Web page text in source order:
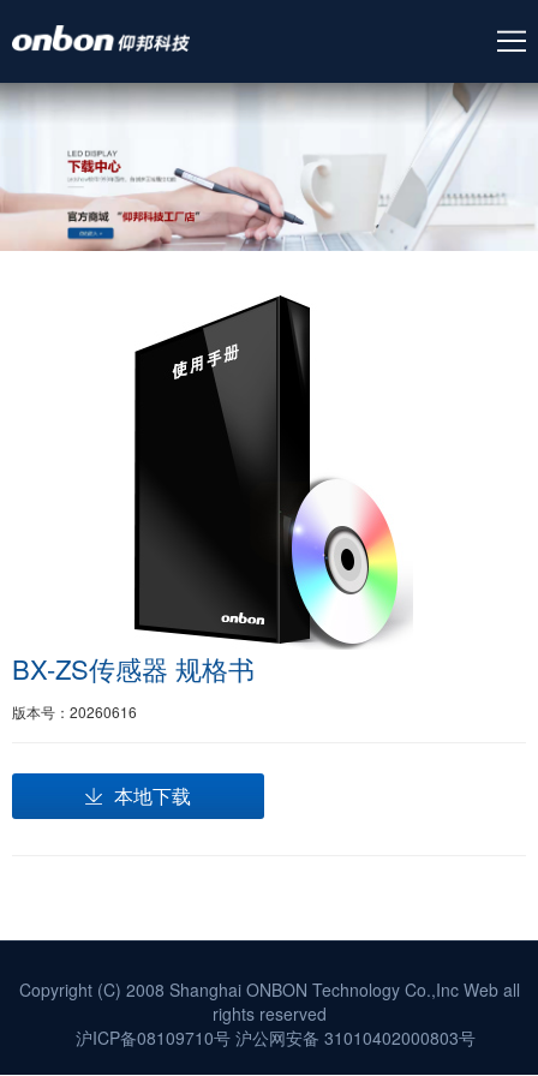
BX-ZS传感器 规格书
版本号：20260616
本地下载
Copyright (C) 2008 Shanghai ONBON Technology Co.,Inc Web all
rights reserved
沪ICP备08109710号沪公网安备 31010402000803号